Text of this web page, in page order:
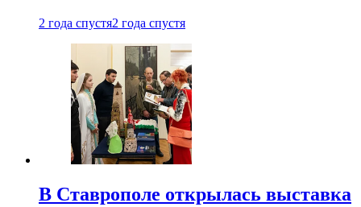
2 года спустя2 года спустя
В Ставрополе открылась выставка